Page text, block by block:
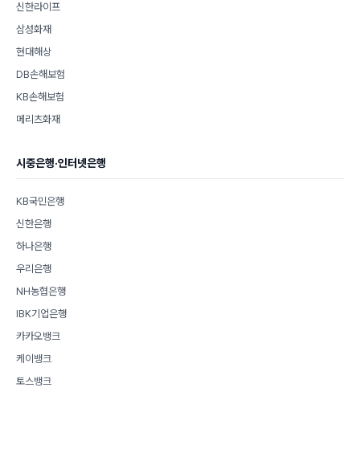
신한라이프
삼성화재
현대해상
DB손해보험
KB손해보험
메리츠화재
시중은행·인터넷은행
KB국민은행
신한은행
하나은행
우리은행
NH농협은행
IBK기업은행
카카오뱅크
케이뱅크
토스뱅크